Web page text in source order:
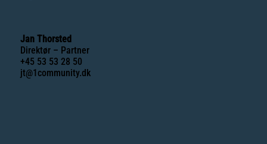
Jan Thorsted
Direktør – Partner
+45 53 53 28 50
jt@1community.dk